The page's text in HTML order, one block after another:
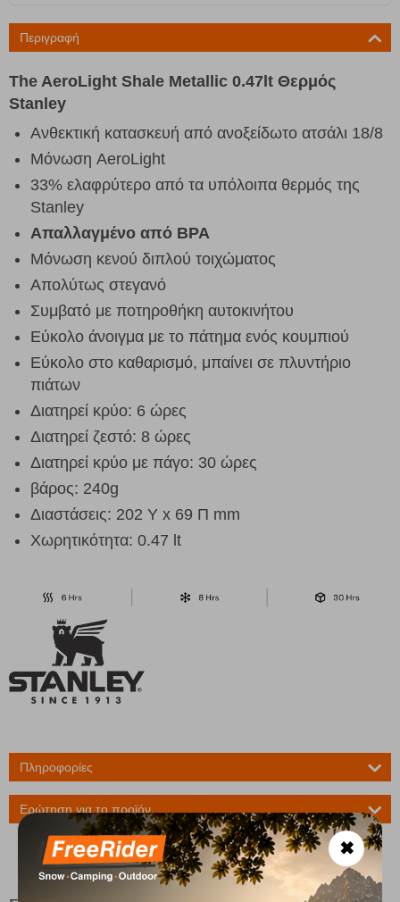
Περιγραφή
The AeroLight Shale Metallic 0.47lt Θερμός
Stanley
Ανθεκτική κατασκευή από ανοξείδωτο ατσάλι 18/8
Μόνωση AeroLight
33% ελαφρύτερο από τα υπόλοιπα θερμός της
Stanley
Απαλλαγμένο από BPA
Μόνωση κενού διπλού τοιχώματος
Απολύτως στεγανό
Συμβατό με ποτηροθήκη αυτοκινήτου
Εύκολο άνοιγμα με το πάτημα ενός κουμπιού
Εύκολο στο καθαρισμό, μπαίνει σε πλυντήριο
πιάτων
Διατηρεί κρύο: 6 ώρες
Διατηρεί ζεστό: 8 ώρες
Διατηρεί κρύο με πάγο: 30 ώρες
βάρος: 240g
Διαστάσεις: 202 Y x 69 Π mm
Χωρητικότητα: 0.47 lt
Πληροφορίες
Ερώτηση για το προϊόν
✖